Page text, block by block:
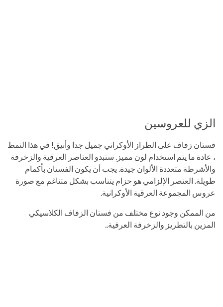
الزي للعروسين
فستان زفاف على الطراز الأوكراني جميل جدا وأنيق! في هذا النمط
، عادة ما يتم استخدام لون مميز. ستبدو العناصر العرقية والزخرفة
والأشرطة متعددة الألوان جيدة. يجب أن يكون الفستان بأكمام
طويلة. العنصر الإلزامي هو حزام يتناسب بشكل متناغم مع صورة
عروس المجموعة العرقية الأوكرانية.
من الممكن وجود نوع مختلف من فستان الزفاف الكلاسيكي
المزين بالتطريز والزخرفة العرقية..